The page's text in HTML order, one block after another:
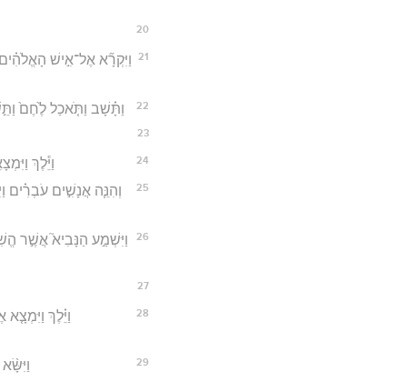
20
21
וַיִּקְרָ֞א אֶל־אִ֣ישׁ
22 וַתָּ֗שָׁב וַתֹּ֤אכַל לֶ֙חֶם֙
23
24 וַיֵּ֕לֶךְ
25
וְהִנֵּ֧ה אֲנָשִׁ֣ים עֹבְרִ֗ים
26
וַיִּשְׁמַ֣ע הַנָּבִיא֮ אֲשֶׁ֣ר
27
28
וַיֵּ֗לֶךְ
29